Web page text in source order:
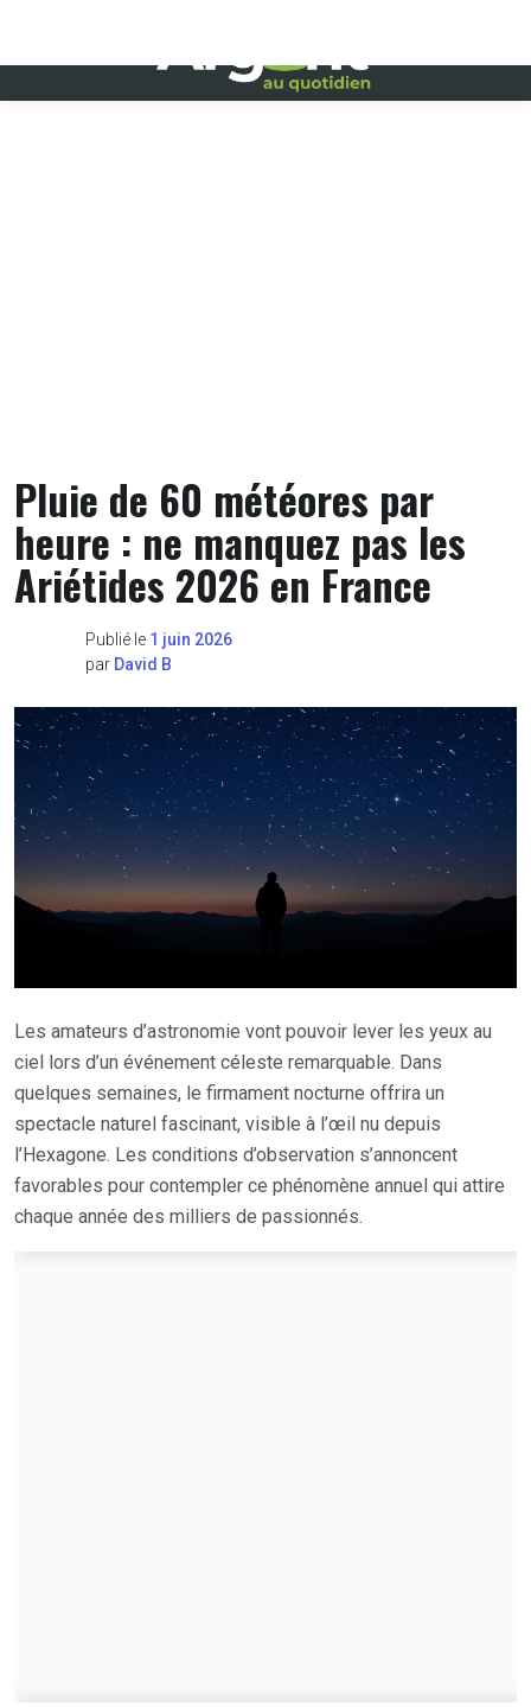
content
Pluie de 60 météores par
heure : ne manquez pas les
Ariétides 2026 en France
Publié le 1 juin 2026
par David B
Les amateurs d’astronomie vont pouvoir lever les yeux au
ciel lors d’un événement céleste remarquable. Dans
quelques semaines, le firmament nocturne offrira un
spectacle naturel fascinant, visible à l’œil nu depuis
l’Hexagone. Les conditions d’observation s’annoncent
favorables pour contempler ce phénomène annuel qui attire
chaque année des milliers de passionnés.